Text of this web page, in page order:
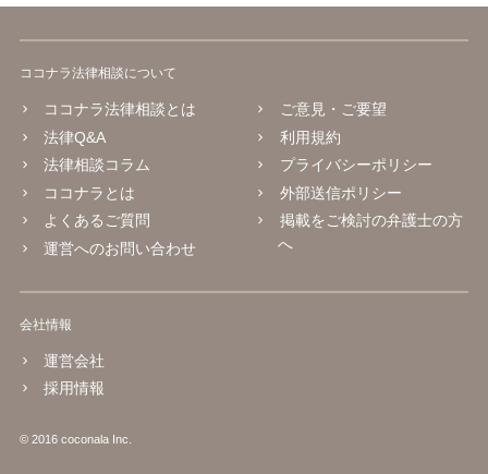
ココナラ法律相談について
ココナラ法律相談とは
法律Q&A
法律相談コラム
ココナラとは
よくあるご質問
運営へのお問い合わせ
ご意見・ご要望
利用規約
プライバシーポリシー
外部送信ポリシー
掲載をご検討の弁護士の方
へ
会社情報
運営会社
採用情報
© 2016 coconala Inc.